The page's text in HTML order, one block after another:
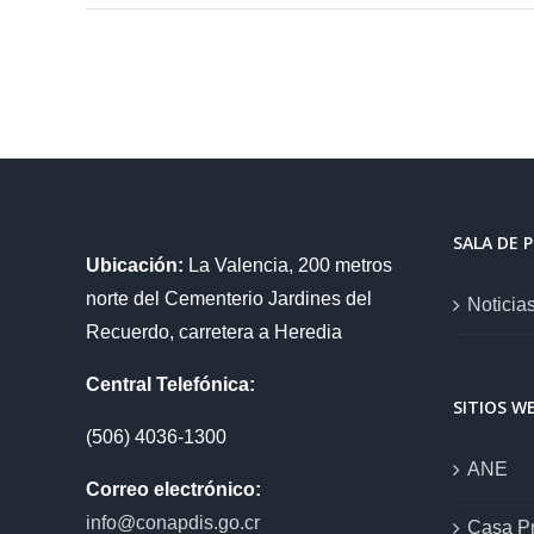
Ubicación: La Valencia, 200 metros
norte del Cementerio Jardines del
Recuerdo, carretera a Heredia
Central Telefónica:
(506) 4036-1300
Correo electrónico:
info@conapdis.go.cr
SALA DE
SITIOS
ANE
Casa